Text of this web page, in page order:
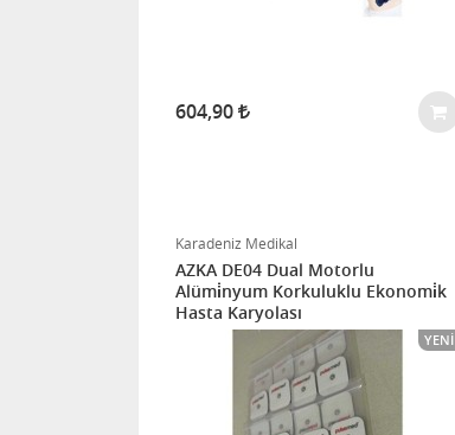
604,90
Karadeniz Medikal
AZKA DE04 Dual Motorlu
Alümi̇nyum Korkuluklu Ekonomi̇k
Hasta Karyolası
YENI